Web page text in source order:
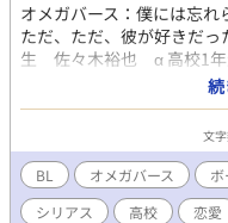
オメガバース：僕には忘れ
ただ、ただ、彼が好きだ
生 佐々木裕也 α 高校1
る両親に憧れ、両親が出
様に運命の番が欲しいと思
会った矢野浩二に、淡い
あるきっかけを基に、佐々
し続けた運命の番だったの
それぞれが、それぞれの
文
BL オメガバース
シリアス
高校 恋愛